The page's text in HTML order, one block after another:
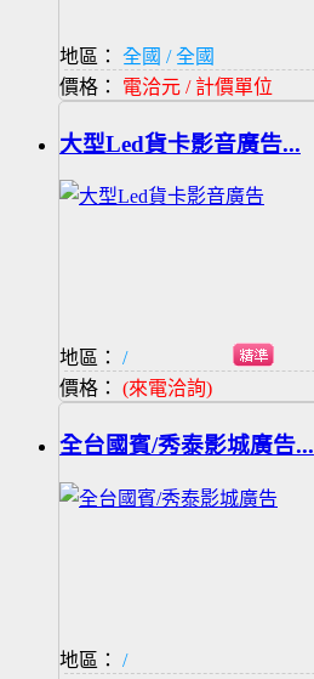
地區：
全國 / 全國
價格： 電洽元 / 計價單位
大型Led貨卡影音廣告...
地區：
/
價格： (來電洽詢)
全台國賓/秀泰影城廣告...
地區：
/